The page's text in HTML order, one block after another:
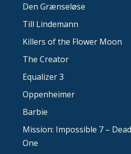
Den Grænseløse
Till Lindemann
Killers of the Flower Moon
The Creator
Equalizer 3
Oppenheimer
Barbie
Mission: Impossible 7 –
One